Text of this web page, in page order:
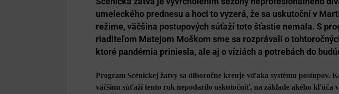
umeleckého prednesu a hoci to vyzerá, že sa uskutoční v
režime, väčšina postupových súťaží toto šťastie nemala. S
riaditeľom Matejom Moškom sme sa rozprávali o
ktoré pandémia priniesla, ale aj o víziách a potrebách do
Program Scénickej žatvy sa dlhoročne kreuje vďaka systému postupov.
väčšinu súťaží tento rok nepodarilo uskutočniť, na základe akého kľúča